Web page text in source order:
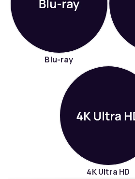
Blu-ray
4K Ultra HD